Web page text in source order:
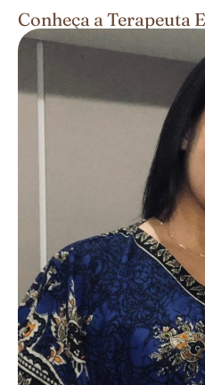
Conheça a Terapeuta